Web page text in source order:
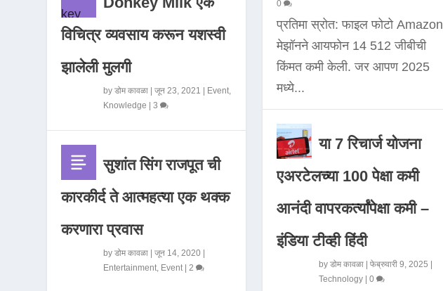
विचित्र व्यवसाय करून यशस्वी
झालेली मुलगी
byडोम कावळा |जून 23, 2021 | Event
Knowledge |3
सुशांत सिंग राजपूत ची
कारकीर्द ते आत्महत्या एक थक्क
करणारा प्रवास
byडोम कावळा |जून 14, 2020 |
Entertainment Event | 2
0
प्रतिमा स्रोत: फाइल फोटो Amazon
मेझॉनने आयफोन 14 512 जीबीची
किंमत कमी केली. जर आपण 2025
मध्ये...
या 7 रिचार्ज योजना
एअरटेलच्या 100 पेक्षा कमी
आनंदी वापरकर्त्यांपेक्षा कमी –
इंडिया टीव्ही हिंदी
by डोम कावळा| फेब्रुवारी 9, 2025
Technology| 0